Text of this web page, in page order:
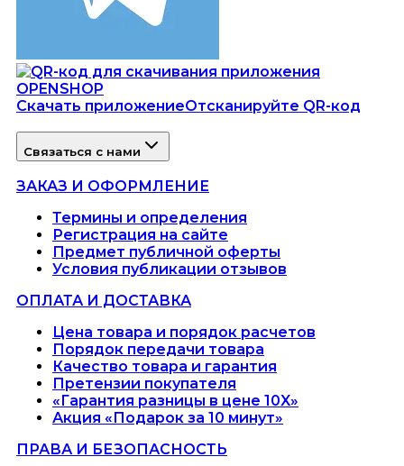
Скачать приложениеОтсканируйте QR-код
Связаться с нами
ЗАКАЗ И ОФОРМЛЕНИЕ
Термины и определения
Регистрация на сайте
Предмет публичной оферты
Условия публикации отзывов
ОПЛАТА И ДОСТАВКА
Цена товара и порядок расчетов
Порядок передачи товара
Качество товара и гарантия
Претензии покупателя
«Гарантия разницы в цене 10X»
Акция «Подарок за 10 минут»
ПРАВА И БЕЗОПАСНОСТЬ